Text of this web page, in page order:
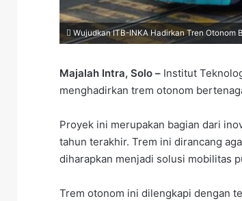
Wujudkan ITB-INKA Hadirkan Tren Otonom
Majalah Intra, Solo – Institut
menghadirkan trem otonom
Proyek ini merupakan bagian dari
tahun terakhir. Trem ini dirancang
diharapkan menjadi solusi mobilitas
Trem otonom ini dilengkapi dengan